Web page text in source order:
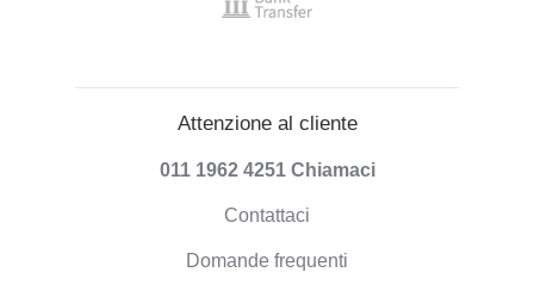
Attenzione al cliente
011 1962 4251 Chiamaci
Contattaci
Domande frequenti